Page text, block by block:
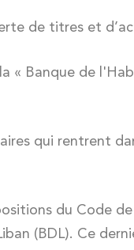
de titres et
« Banque de
qui rentrent
du Code
(BDL). Ce